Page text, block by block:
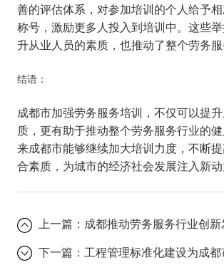
善的评估体系，对参加培训的个人给予
称号，激励更多人投入到培训中。这些
升从业人员的素质，也推动了整个劳务服
结语：
成都市加强劳务服务培训，不仅可以提
质，更有助于推动整个劳务服务行业的
来成都市能够继续加大培训力度，不断
合素质，为城市的经济社会发展注入新动
上一篇： 成都推动劳务服务行业创新
下一篇： 工程管理标准化建设为成